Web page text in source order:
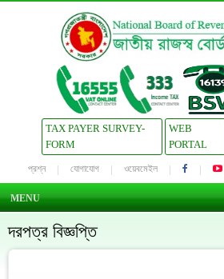
TAX PAYER SURVEY-
FORM
WEB
PORTAL
প্রশ্ন যোগাযোগ ওয়েবমেইল
MENU
দরপত্র বিজ্ঞপ্তি